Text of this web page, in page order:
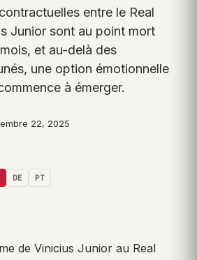
entre le Real
Junior sont au point mort
et au-delà des
une option émotionnelle
à émerger.
22, 2025
DE PT
de Vinicius Junior au Real